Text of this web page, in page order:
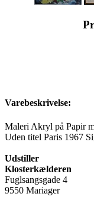
Varebeskrivelse:
Maleri Akryl på Papir
Uden titel Paris 1967
Udstiller
Klosterkælderen
Fuglsangsgade 4
9550 Mariager